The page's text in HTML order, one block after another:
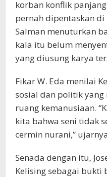
korban konflik
pernah dipentaskan
Salman menuturkan
kala itu belum
yang diusung karya
Fikar W. Eda menilai
sosial dan politik yang
ruang kemanusiaan.
kita bahwa seni tidak
cermin nurani,”
Senada dengan itu,
Kelising sebagai bukti